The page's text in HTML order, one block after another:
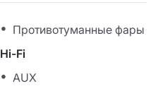
Противотуманные фары
Hi-Fi
AUX